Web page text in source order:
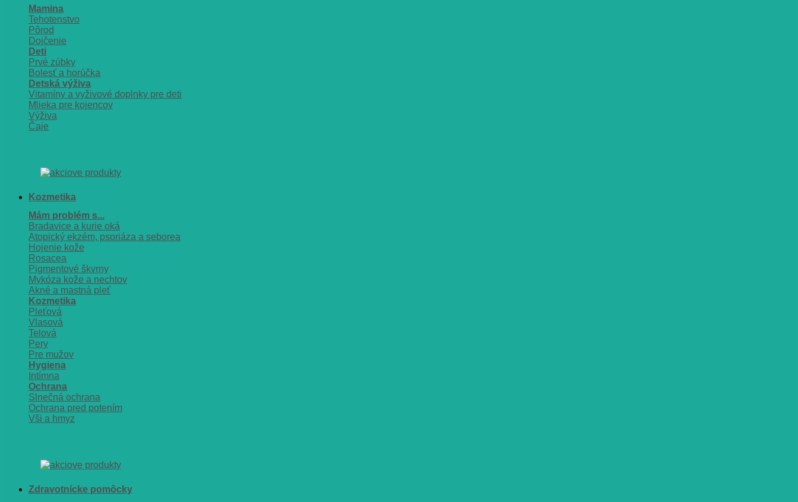
Mamina
Tehotenstvo
Pôrod
Dojčenie
Deti
Prvé zúbky
Bolesť a horúčka
Detská výživa
Vitamíny a vyživové doplnky pre deti
Mlieka pre kojencov
Výživa
Čaje
Kozmetika
Mám problém s...
Bradavice a kurie oká
Atopický ekzém, psoriáza a seborea
Hojenie kože
Rosacea
Pigmentové škvrny
Mykóza kože a nechtov
Akné a mastná pleť
Kozmetika
Pleťová
Vlasová
Telová
Pery
Pre mužov
Hygiena
Intímna
Ochrana
Slnečná ochrana
Ochrana pred potením
Vši a hmyz
Zdravotnícke pomôcky